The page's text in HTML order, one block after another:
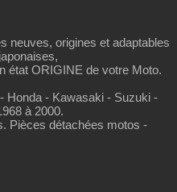
neuves, origines et adaptables
état ORIGINE de votre Moto.
Honda - Kawasaki - Suzuki -
à 2000.
Pièces détachées motos -